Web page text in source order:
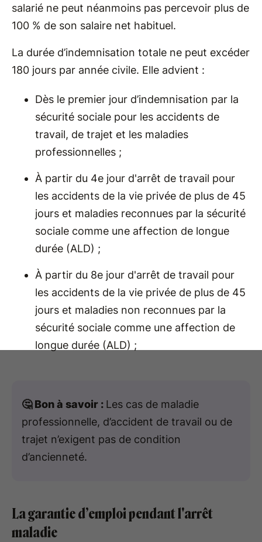
salarié ne peut néanmoins pas percevoir plus de
100 % de son salaire net habituel.
La durée d’indemnisation totale ne peut excéder
180 jours par année civile. Elle advient :
Dès le premier jour d’indemnisation par la
sécurité sociale pour les accidents de
travail, de trajet et les maladies
professionnelles ;
À partir du 4e jour d'arrêt de travail pour
les accidents de la vie privée de plus de 45
jours et maladies reconnues par la sécurité
sociale comme une affection de longue
durée (ALD) ;
À partir du 8e jour d'arrêt de travail pour
les accidents de la vie privée de plus de 45
jours et maladies non reconnues par la
sécurité sociale comme une affection de
longue durée (ALD) ;
🤔 Bon à savoir : Les cas de maladie
professionnelle, d’accident de travail ou de
trajet n’exigent pas de condition
d’ancienneté.
La garantie d’emploi pendant l'arrêt
maladie